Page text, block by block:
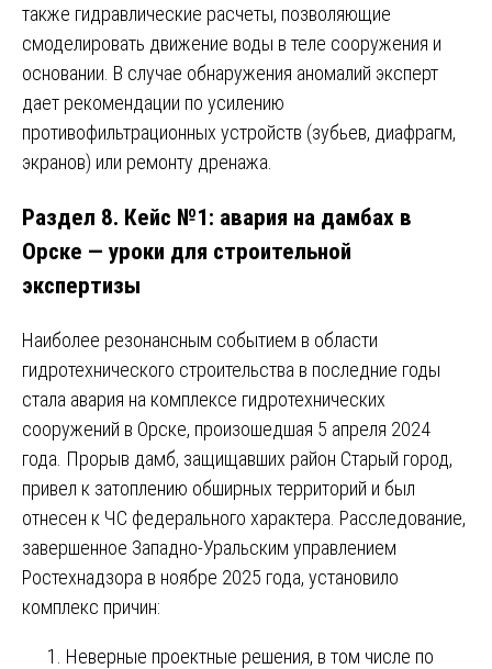
также гидравлические расчеты, позволяющие
смоделировать движение воды в теле сооружения и
основании. В случае обнаружения аномалий эксперт
дает рекомендации по усилению
противофильтрационных устройств (зубьев, диафрагм,
экранов) или ремонту дренажа.
Раздел 8. Кейс №1: авария на дамбах в
Орске — уроки для строительной
экспертизы
Наиболее резонансным событием в области
гидротехнического строительства в последние годы
стала авария на комплексе гидротехнических
сооружений в Орске, произошедшая 5 апреля 2024
года. Прорыв дамб, защищавших район Старый город,
привел к затоплению обширных территорий и был
отнесен к ЧС федерального характера. Расследование,
завершенное Западно-Уральским управлением
Ростехнадзора в ноябре 2025 года, установило
комплекс причин:
Неверные проектные решения, в том числе по